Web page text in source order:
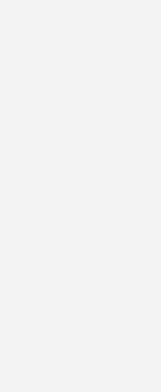
Вы бы смогли
силы, кто
способ
в закрытый
— бороться с
Как вылечить
И многое
решения,
не получится.